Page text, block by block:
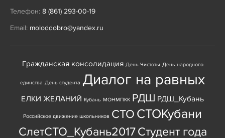
Телефон: 8 (861) 293-00-19
Email: moloddobro@yandex.ru
Гражданская консолидация День Чистоты День народного
единства День студента Диалог на равных
ЕЛКИ ЖЕЛАНИЙ Кубань МОНМПКК РДШ РДШ_Кубань
Российское движение школьников СТО СТОКубани
СлетСТО_Кубань2017Студент года